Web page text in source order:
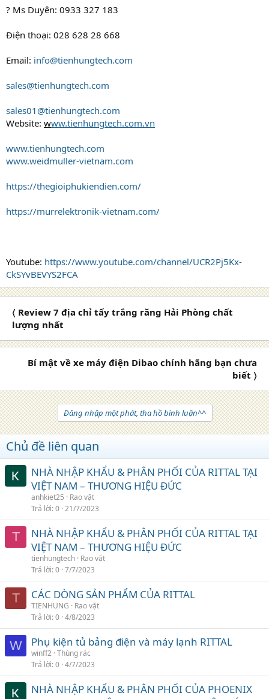
? Ms Duyên: 0933 327 183
Điện thoại: 028 628 28 668
Email: info@tienhungtech.com
sales@tienhungtech.com
sales01@tienhungtech.com
Website: www.tienhungtech.com.vn
www.tienhungtech.com
www.weidmuller-vietnam.com
https://thegioiphukiendien.com/
https://murrelektronik-vietnam.com/
Youtube: https://www.youtube.com/channel/UCR2Pj5Kx-
CkSYvBEVYS2FCA
〈 Review 7 địa chỉ tẩy trắng răng Hải Phòng chất
lượng nhất
Bí mật về xe máy điện Dibao chính hãng bạn chưa
biết 〉
Đăng nhập một phát, tha hồ bình luận^^
Chủ đề liên quan
NHÀ NHẬP KHẨU & PHÂN PHỐI CỦA RITTAL TẠI
VIỆT NAM – THƯƠNG HIỆU ĐỨC
anhkiet25
Rao vặt
Trả lời 0 21/7/2023
T
NHÀ NHẬP KHẨU & PHÂN PHỐI CỦA RITTAL TẠI
VIỆT NAM – THƯƠNG HIỆU ĐỨC
tienhungtech Rao vặt
Trả lời 0 7/7/2023
T CÁC DÒNG SẢN PHẨM CỦA RITTAL
TIENHUNG
Rao vặt
Trả lời 0 4/8/2023
W Phụ kiện tủ bảng điện và máy lạnh RITTAL
winff2 Thùng rác
Trả lời 0 4/7/2023
NHÀ NHẬP KHẨU & PHÂN PHỐI CỦA PHOENIX